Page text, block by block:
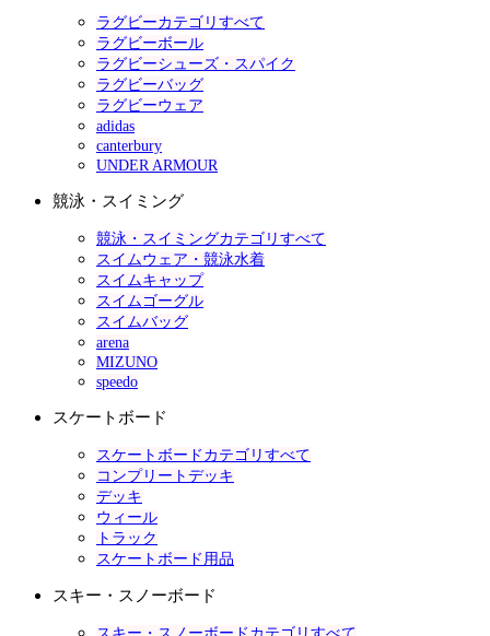
ラグビーカテゴリすべて
ラグビーボール
ラグビーシューズ・スパイク
ラグビーバッグ
ラグビーウェア
adidas
canterbury
UNDER ARMOUR
競泳・スイミング
競泳・スイミングカテゴリすべて
スイムウェア・競泳水着
スイムキャップ
スイムゴーグル
スイムバッグ
arena
MIZUNO
speedo
スケートボード
スケートボードカテゴリすべて
コンプリートデッキ
デッキ
ウィール
トラック
スケートボード用品
スキー・スノーボード